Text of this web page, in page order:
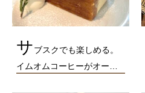
サブスクでも楽しめる。
イムオムコーヒーがオー…